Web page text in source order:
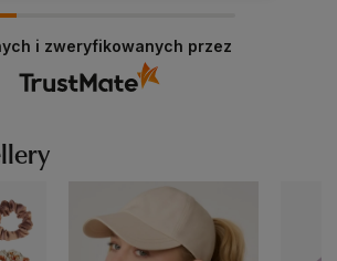
i zweryfikowanych przez